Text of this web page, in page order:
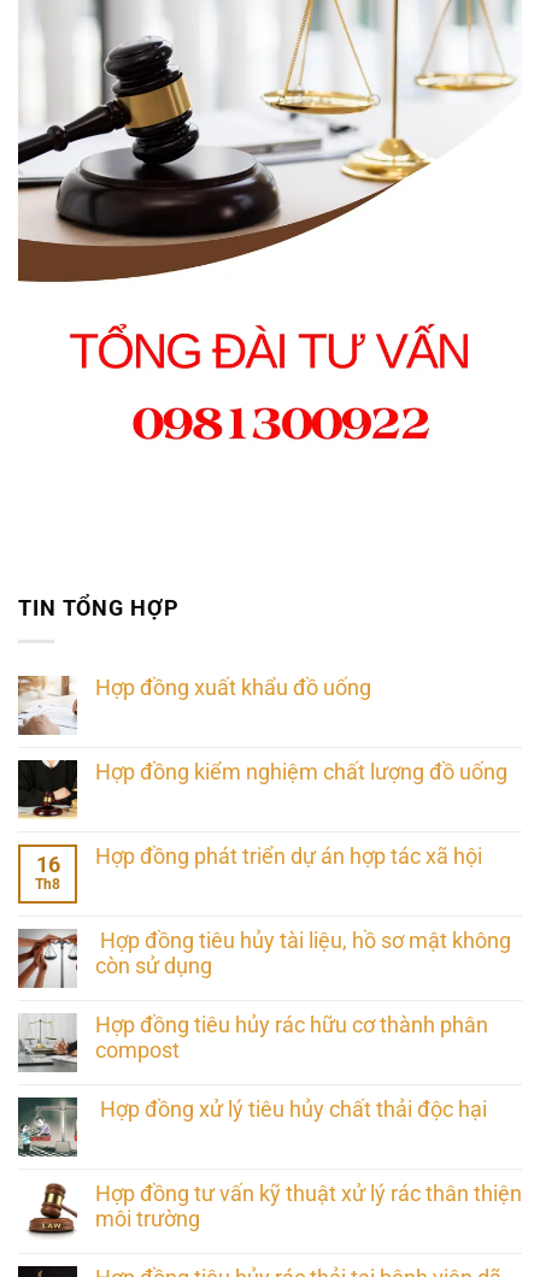
TIN TỔNG HỢP
Hợp đồng xuất khẩu đồ uống
Hợp đồng kiểm nghiệm chất lượng đồ uống
16
Th8
Hợp đồng phát triển dự án hợp tác xã hội
Hợp đồng tiêu hủy tài liệu, hồ sơ mật không
còn sử dụng
Hợp đồng tiêu hủy rác hữu cơ thành phân
compost
Hợp đồng xử lý tiêu hủy chất thải độc hại
Hợp đồng tư vấn kỹ thuật xử lý rác thân thiện
môi trường